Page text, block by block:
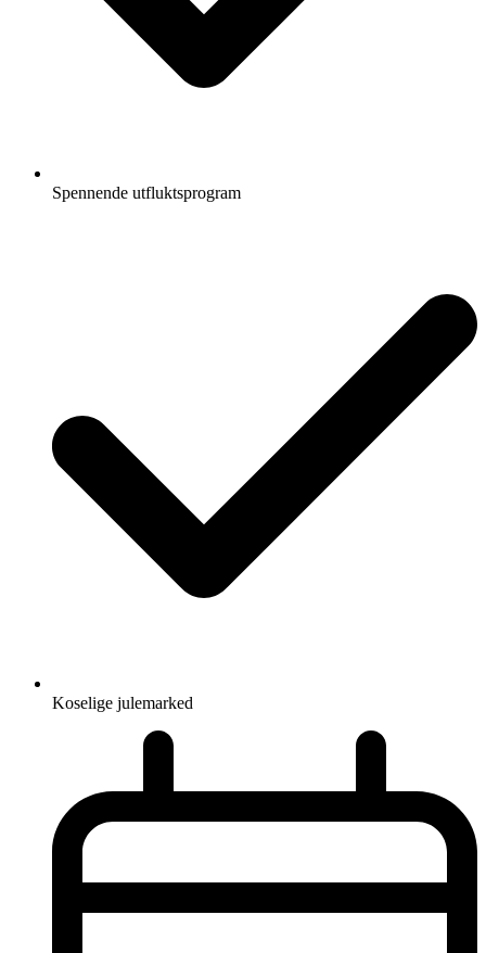
Spennende utfluktsprogram
Koselige julemarked